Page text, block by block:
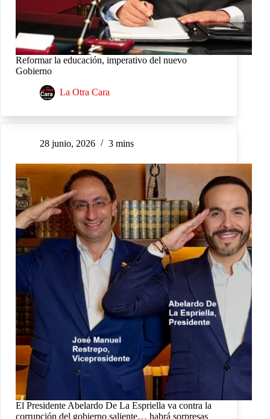
Reformar la educación, imperativo del nuevo
Gobierno
La Otra Cara
28 junio, 2026 3 mins
El Presidente Abelardo De La Espriella va contra la
corrupción del gobierno saliente… habrá sorpresas